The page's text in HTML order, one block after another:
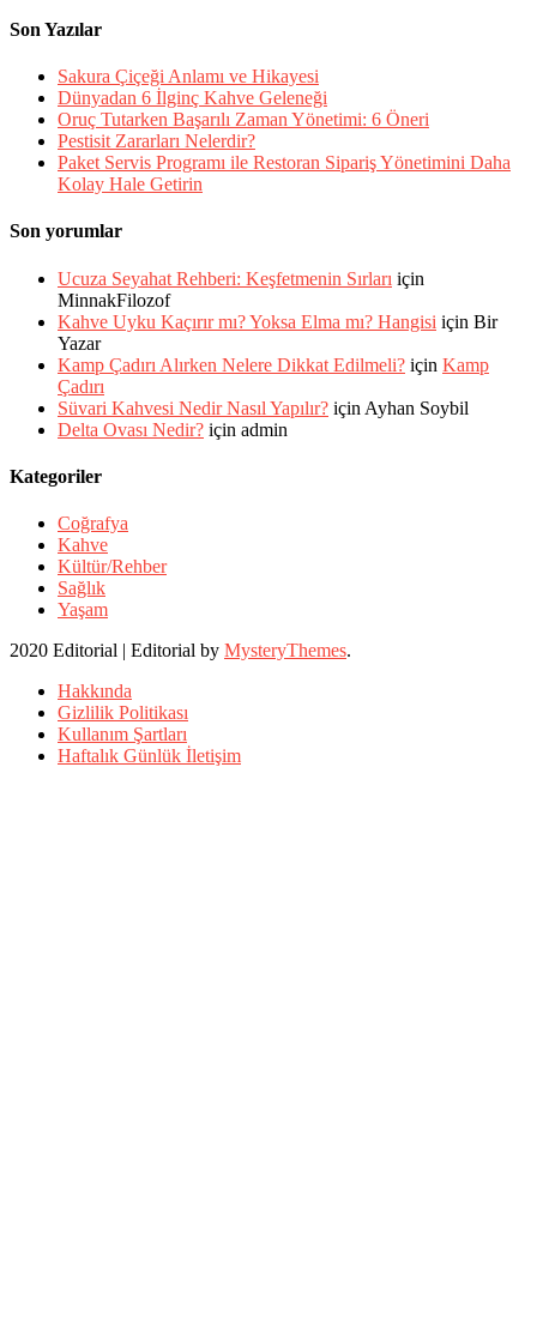
Son Yazılar
Sakura Çiçeği Anlamı ve Hikayesi
Dünyadan 6 İlginç Kahve Geleneği
Oruç Tutarken Başarılı Zaman Yönetimi: 6 Öneri
Pestisit Zararları Nelerdir?
Paket Servis Programı ile Restoran Sipariş Yönetimini Daha
Kolay Hale Getirin
Son yorumlar
Ucuza Seyahat Rehberi: Keşfetmenin Sırları için
MinnakFilozof
Kahve Uyku Kaçırır mı? Yoksa Elma mı? Hangisi için Bir
Yazar
Kamp Çadırı Alırken Nelere Dikkat Edilmeli? için Kamp
Çadırı
Süvari Kahvesi Nedir Nasıl Yapılır? için Ayhan Soybil
Delta Ovası Nedir? için admin
Kategoriler
Coğrafya
Kahve
Kültür/Rehber
Sağlık
Yaşam
2020 Editorial | Editorial by MysteryThemes.
Hakkında
Gizlilik Politikası
Kullanım Şartları
Haftalık Günlük İletişim